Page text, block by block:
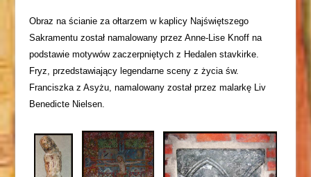
Obraz na ścianie za ołtarzem w kaplicy Najświętszego
Sakramentu został namalowany przez Anne-Lise Knoff na
podstawie motywów zaczerpniętych z Hedalen stavkirke.
Fryz, przedstawiający legendarne sceny z życia św.
Franciszka z Asyżu, namalowany został przez malarkę Liv
Benedicte Nielsen.